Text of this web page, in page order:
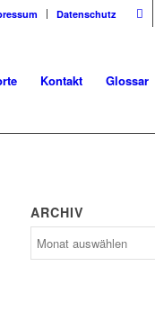
Datenschutz
Kontakt Glossar
ARCHIV